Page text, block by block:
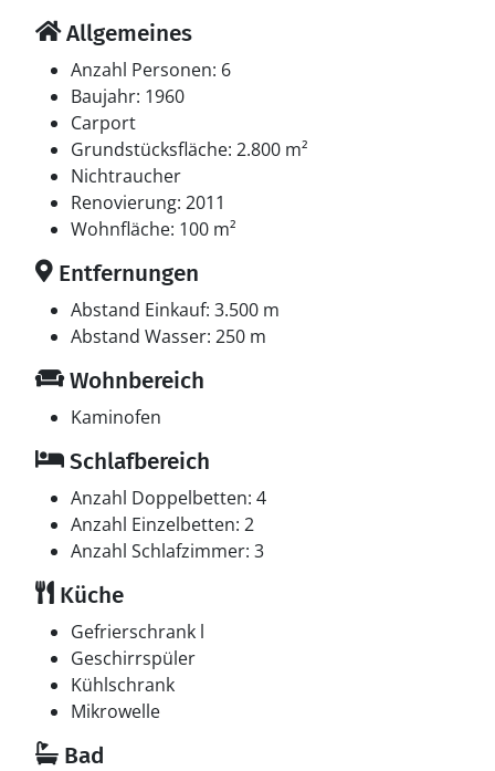
teilweise renoviert. Haustiere dürfen nicht mitgebracht
werden. Die Ferienunterkunft ist mit energiesparender
Wärmepumpe ausgestattet. Die Ferienunterkunft ist
mit Waschmaschine ausgestattet. Tiefkühlmöglichkeit
mit 10 Liter Nutzinhalt. Es gibt außerdem einen
Kaminofen. Für die jüngsten Feriengäste ist 1
Kinderhochstuhl vorhanden.
Schlafverhältnisse
Die Schlafplätze verteilen sich auf 3 Schlafräume. 4
Schlafplätze in Doppelbetten. 2 Schlafplätze in
Einzelbetten.
In der Ferienunterkunft gibt es einen Fernseher. DVD-
Player. CD-Player. 1-3 dänische Fernsehsender.
kabellose Internetverbindung zur Verfügung.
Allgemeines
Anzahl Personen: 6
Baujahr: 1960
Carport
Grundstücksfläche: 2.800 m²
Nichtraucher
Renovierung: 2011
Wohnfläche: 100 m²
Entfernungen
Abstand Einkauf: 3.500 m
Abstand Wasser: 250 m
Wohnbereich
Kaminofen
Schlafbereich
Anzahl Doppelbetten: 4
Anzahl Einzelbetten: 2
Anzahl Schlafzimmer: 3
Küche
Gefrierschrank l
Geschirrspüler
Kühlschrank
Mikrowelle
Bad